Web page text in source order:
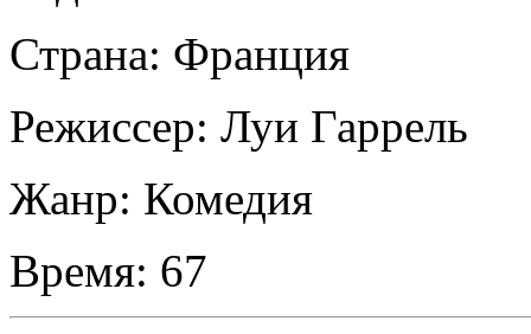
Страна: Франция
Режиссер: Луи Гаррель
Жанр: Комедия
Время: 67